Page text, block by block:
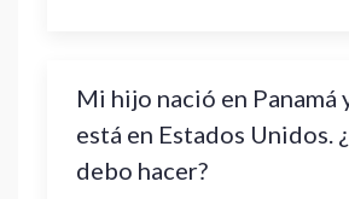
Mi hijo nació en Panamá
está en Estados Unidos.
debo hacer?